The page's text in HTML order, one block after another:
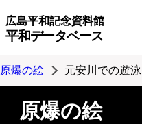
広島平和記念資料館
平和データベース
原爆の絵 元安川での遊泳
原爆の絵